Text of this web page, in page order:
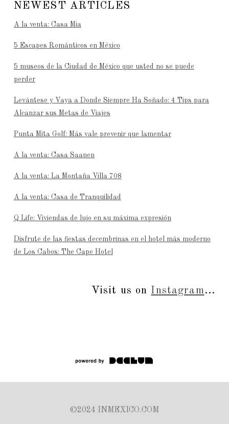
NEWEST ARTICLES
A la venta: Casa Mia
5 Escapes Románticos en México
5 museos de la Ciudad de México que usted no se puede
perder
Levántese y Vaya a Donde Siempre Ha Soñado: 4 Tips para
Alcanzar sus Metas de Viajes
Punta Mita Golf: Más vale prevenir que lamentar
A la venta: Casa Saanen
A la venta: La Montaña Villa 708
A la venta: Casa de Tranquilidad
Q Life: Viviendas de lujo en su máxima expresión
Disfrute de las fiestas decembrinas en el hotel más moderno
de Los Cabos: The Cape Hotel
Visit us on Instagram...
©2024 INMEXICO.COM